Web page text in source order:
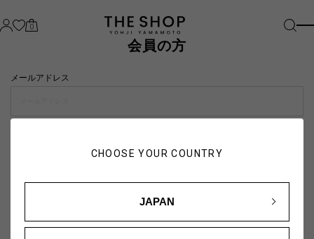
CHOOSE YOUR COUNTRY
JAPAN
0
会員の方
メールアドレス